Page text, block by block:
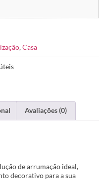
,Casa
Avaliações (0)
de arrumação ideal,
decorativo para a sua